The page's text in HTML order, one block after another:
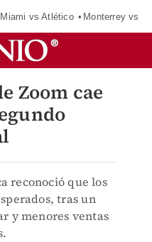
Miami vs Atlético Monterrey vs
Zoom cae
reconoció que los
tras un
y menores ventas